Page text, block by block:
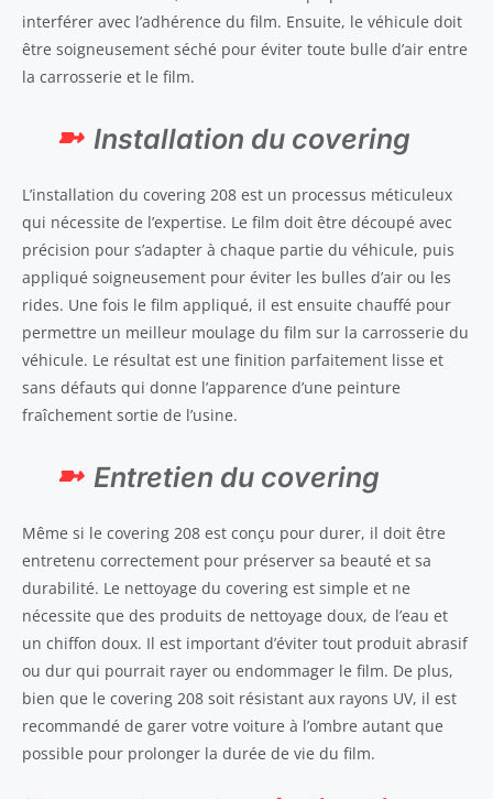
interférer avec l’adhérence du film. Ensuite, le véhicule doit
être soigneusement séché pour éviter toute bulle d’air entre
la carrosserie et le film.
Installation du covering
L’installation du covering 208 est un processus méticuleux
qui nécessite de l’expertise. Le film doit être découpé avec
précision pour s’adapter à chaque partie du véhicule, puis
appliqué soigneusement pour éviter les bulles d’air ou les
rides. Une fois le film appliqué, il est ensuite chauffé pour
permettre un meilleur moulage du film sur la carrosserie du
véhicule. Le résultat est une finition parfaitement lisse et
sans défauts qui donne l’apparence d’une peinture
fraîchement sortie de l’usine.
Entretien du covering
Même si le covering 208 est conçu pour durer, il doit être
entretenu correctement pour préserver sa beauté et sa
durabilité. Le nettoyage du covering est simple et ne
nécessite que des produits de nettoyage doux, de l’eau et
un chiffon doux. Il est important d’éviter tout produit abrasif
ou dur qui pourrait rayer ou endommager le film. De plus,
bien que le covering 208 soit résistant aux rayons UV, il est
recommandé de garer votre voiture à l’ombre autant que
possible pour prolonger la durée de vie du film.